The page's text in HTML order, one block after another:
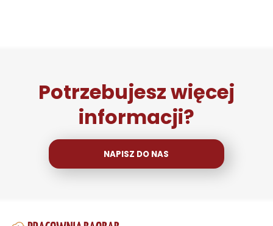
Potrzebujesz więcej
informacji?
NAPISZ DO NAS